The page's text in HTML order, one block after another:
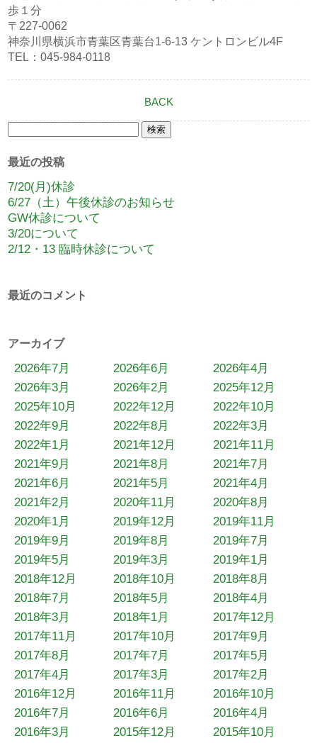
歩１分
〒227-0062
神奈川県横浜市青葉区青葉台1-6-13 ケントロンビル4F
TEL：045-984-0118
BACK
最近の投稿
7/20(月)休診
6/27（土）午後休診のお知らせ
GW休診について
3/20について
2/12・13 臨時休診について
最近のコメント
アーカイブ
2026年7月 2026年6月
2026年4月
2026年3月
2026年2月
2025年12月
2025年10月
2022年12月
2022年10月
2022年9月
2022年8月
2022年3月
2022年1月
2021年12月
2021年11月
2021年9月
2021年8月
2021年7月
2021年6月
2021年5月
2021年4月
2021年2月
2020年11月
2020年8月
2020年1月
2019年12月
2019年11月
2019年9月
2019年8月
2019年7月
2019年5月
2019年3月
2019年1月
2018年12月
2018年10月
2018年8月
2018年7月
2018年5月
2018年4月
2018年3月
2018年1月
2017年12月
2017年11月
2017年10月
2017年9月
2017年8月
2017年7月
2017年5月
2017年4月
2017年3月
2017年2月
2016年12月
2016年11月
2016年10月
2016年7月
2016年6月
2016年4月
2016年3月
2015年12月
2015年10月